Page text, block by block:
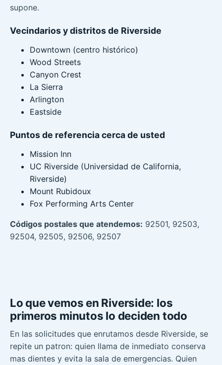
supone.
Vecindarios y distritos de Riverside
Downtown (centro histórico)
Wood Streets
Canyon Crest
La Sierra
Arlington
Eastside
Puntos de referencia cerca de usted
Mission Inn
UC Riverside (Universidad de California,
Riverside)
Mount Rubidoux
Fox Performing Arts Center
Códigos postales que atendemos: 92501, 92503,
92504, 92505, 92506, 92507
Lo que vemos en Riverside: los
primeros minutos lo deciden todo
En las solicitudes que enrutamos desde Riverside, se
repite un patron: quien llama de inmediato conserva
mas dientes y evita la sala de emergencias. Quien